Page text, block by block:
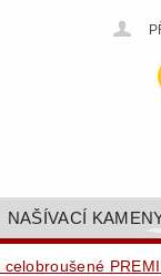
NAŠÍVACÍ
celobroušené